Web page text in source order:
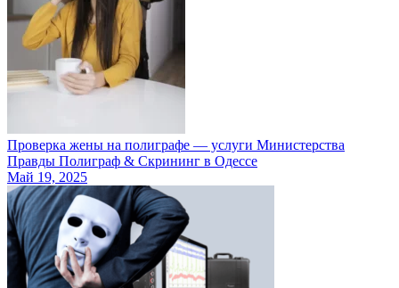
Проверка жены на полиграфе — услуги Министерства
Правды Полиграф & Скрининг в Одессе
Май 19, 2025